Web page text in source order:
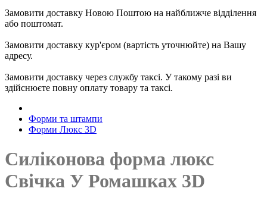
Замовити доставку Новою Поштою на найближче відділення
або поштомат.
Замовити доставку кур'єром (вартість уточнюйте) на Вашу
адресу.
Замовити доставку через службу таксі. У такому разі ви
здійснюєте повну оплату товару та таксі.
Форми та штампи
Форми Люкс 3D
Силіконова форма люкс
Свічка У Ромашках 3D